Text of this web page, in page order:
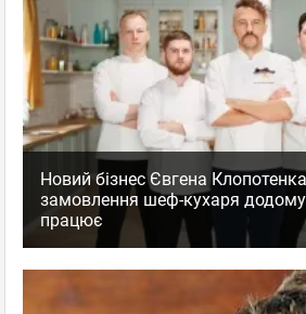
Новий бізнес Євгена
замовлення шеф-кухаря додому
працює